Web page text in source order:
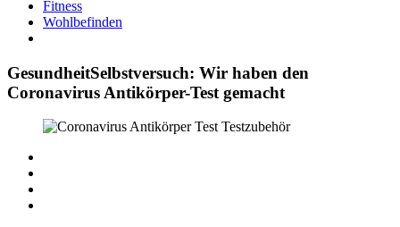
Fitness
Wohlbefinden
GesundheitSelbstversuch: Wir haben den
Coronavirus Antikörper-Test gemacht